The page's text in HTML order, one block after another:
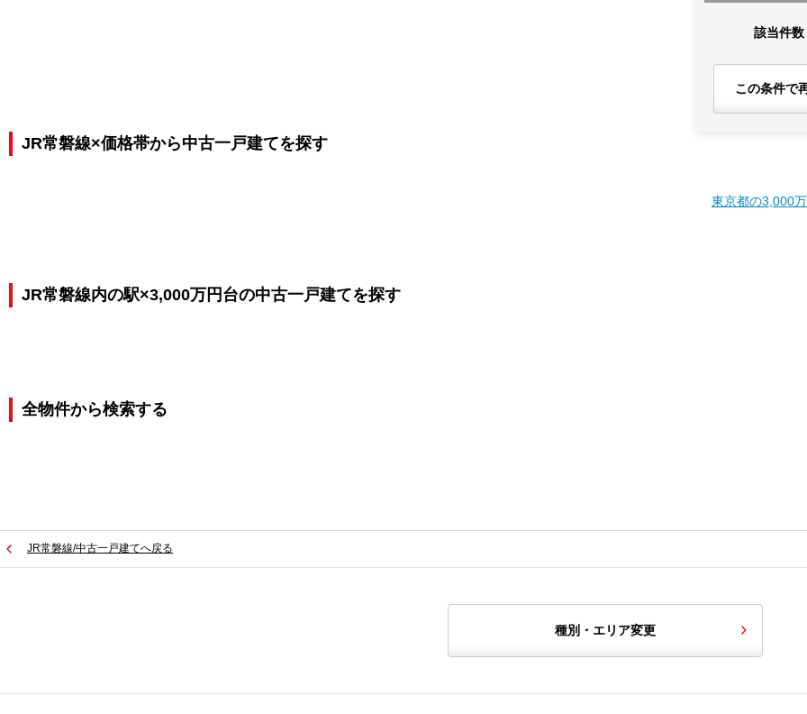
該当件数
この条件で
JR常磐線×価格帯から中古一戸建てを探す
東京都の3,000
JR常磐線内の駅×3,000万円台の中古一戸建てを探す
全物件から検索する
JR常磐線/中古一戸建てへ戻る
種別・エリア変更